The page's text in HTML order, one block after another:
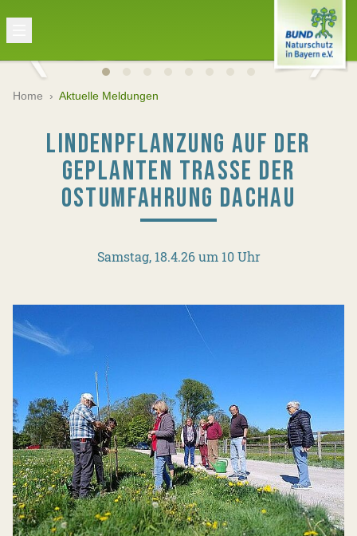
Home › Aktuelle Meldungen
LINDENPFLANZUNG AUF DER
GEPLANTEN TRASSE DER
OSTUMFAHRUNG DACHAU
Samstag, 18.4.26 um 10 Uhr